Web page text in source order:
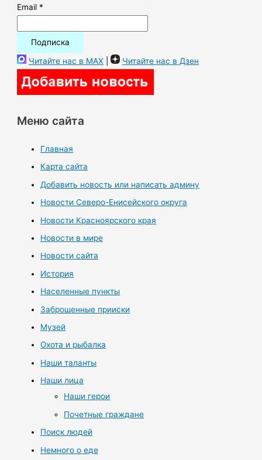
Email *
Читайте нас в MAX | Читайте нас в Дзен
Меню сайта
Главная
Карта сайта
Добавить новость или написать админу
Новости Северо-Енисейского округа
Новости Красноярского края
Новости в мире
Новости сайта
История
Населенные пункты
Заброшенные прииски
Музей
Охота и рыбалка
Наши таланты
Наши лица
Наши герои
Почетные граждане
Поиск людей
Немного о еде